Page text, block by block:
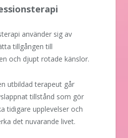
använder sig av
tillgången till
och djupt rotade känslor.
utbildad terapeut går
tillstånd som gör
tidigare upplevelser och
det nuvarande livet.